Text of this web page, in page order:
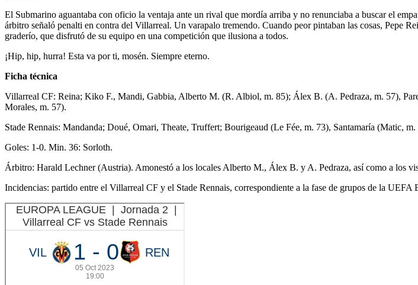
El Submarino aguantaba con oficio la ventaja ante un rival que mordía arriba y no renunciaba a buscar el
árbitro señaló penalti en contra del Villarreal. Un varapalo tremendo. Cuando peor pintaban las cosas, Pepe
graderío, que disfrutó de su equipo en una competición que ilusiona a todos.
¡Hip, hip, hurra! Esta va por ti, mosén. Siempre eterno.
Ficha técnica
Villarreal CF: Reina; Kiko F., Mandi, Gabbia, Alberto M. (R. Albiol, m. 85); Álex B. (A. Pedraza, m. 57),
Morales, m. 57).
Stade Rennais: Mandanda; Doué, Omari, Theate, Truffert; Bourigeaud (Le Fée, m. 73), Santamaría (Matic,
Goles: 1-0. Min. 36: Sorloth.
Árbitro: Harald Lechner (Austria). Amonestó a los locales Alberto M., Álex B. y A. Pedraza, así como a los
Incidencias: partido entre el Villarreal CF y el Stade Rennais, correspondiente a la fase de grupos de la